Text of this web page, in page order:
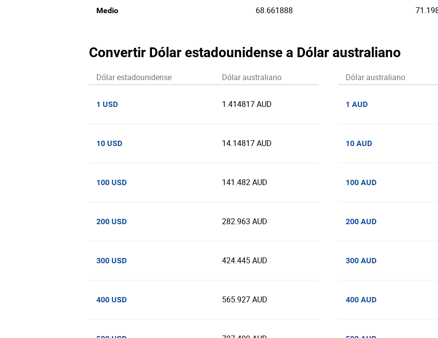
Medio 68.661888
Convertir Dólar estadounidense a Dólar australiano
Dólar estadounidense Dólar australiano
1 USD 1.414817 AUD
10 USD 14.14817 AUD
100 USD 141.482 AUD
200 USD 282.963 AUD
300 USD 424.445 AUD
400 USD 565.927 AUD
Dólar australiano
1 AUD
10 AUD
100 AUD
200 AUD
300 AUD
400 AUD